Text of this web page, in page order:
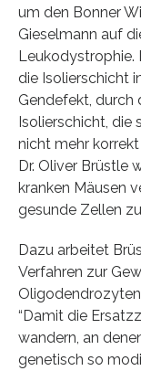
um den Bonner
Gieselmann auf
Leukodystrophie.
die Isolierschicht
Gendefekt, durch
Isolierschicht, die
nicht mehr
Dr. Oliver Brüstle
kranken Mäusen
gesunde Zellen
Dazu arbeitet
Verfahren zur
“Damit die
wandern, an
genetisch so